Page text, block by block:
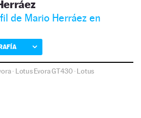
de Mario Herráez en
· Lotus Evora GT430·Lotus